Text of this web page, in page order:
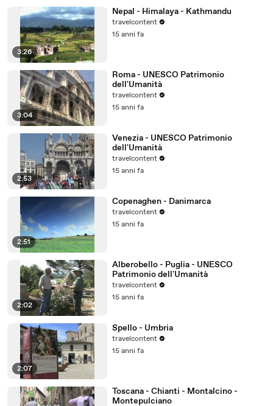
3:26
Nepal - Himalaya - Kathmandu
travelcontent
15 anni fa
3:04
Roma - UNESCO Patrimonio
dell'Umanità
travelcontent
15 anni fa
2:53
Venezia - UNESCO Patrimonio
dell'Umanità
travelcontent
15 anni fa
2:51
Copenaghen - Danimarca
travelcontent
15 anni fa
2:02
Alberobello - Puglia - UNESCO
Patrimonio dell'Umanità
travelcontent
15 anni fa
2:07
Spello - Umbria
travelcontent
15 anni fa
Toscana - Chianti - Montalcino -
Montepulciano